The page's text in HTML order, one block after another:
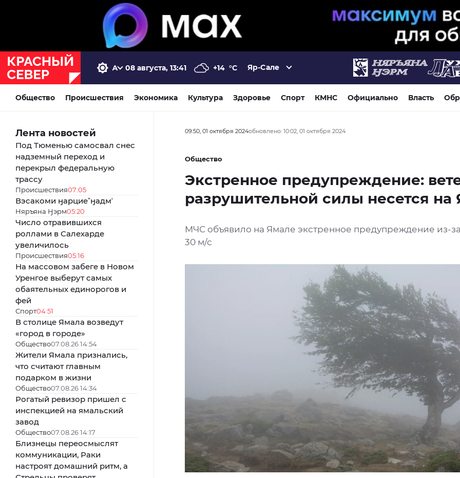
08 августа, 13:41 +14 °C Яр-Сале
Общество Происшествия Экономика Культура Здоровье Спорт КМНС Официально Власть
Лента новостей
Под Тюменью самосвал снес
надземный переход и
перекрыл федеральную
трассу
Происшествия07:05
Вэсакоми ӈарциеˮӈадмʼ
Няръяна Ӈэрм05:20
Число отравившихся
роллами в Салехарде
увеличилось
Происшествия05:16
На массовом забеге в Новом
Уренгое выберут самых
обаятельных единорогов и
фей
Спорт04:51
В столице Ямала возведут
«город в городе»
Общество07.08.26 14:54
Жители Ямала признались,
что считают главным
подарком в жизни
Общество07.08.26 14:34
Рогатый ревизор пришел с
инспекцией на ямальский
завод
Общество07.08.26 14:17
Близнецы переосмыслят
коммуникации, Раки
настроят домашний ритм, а
09:50, 01 октября 2024обновлено: 10:02, 01 октября 2024
Общество
Экстренное предупреждение:
разрушительной силы несется на
МЧС объявило на Ямале экстренное предупреждение из-
30 м/с